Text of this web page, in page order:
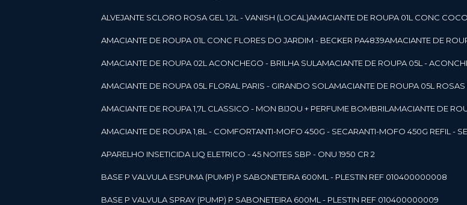
ALVEJANTE SCLORO ROSA GEL 1,2L - VANISH (LOCAL) AMACIANTE DE ROUPA 01L CONC
AMACIANTE DE ROUPA 01L CONC FLORES DO JARDIM - BECKER PA4839 AMACIANTE DE
AMACIANTE DE ROUPA 02L ACONCHEGO - BRILHA SUL AMACIANTE DE ROUPA 05L -
AMACIANTE DE ROUPA 05L FLORAL PARIS - GIRANDO SOL AMACIANTE DE ROUPA 05L
AMACIANTE DE ROUPA 1,7L CLASSICO - MON BIJOU + PERFUME BOMBRIL AMACIANTE DE
AMACIANTE DE ROUPA 1,8L - COMFORT ANTI-MOFO 450G - SECAR ANTI-MOFO 450G REFIL -
APARELHO INSETICIDA LIQ ELETRICO - 45 NOITES SBP - ONU 1950 CR 2
BASE P VALVULA ESPUMA (PUMP) P SABONETEIRA 600ML - PLESTIN REF 010400000008
BASE P VALVULA SPRAY (PUMP) P SABONETEIRA 600ML - PLESTIN REF 010400000009